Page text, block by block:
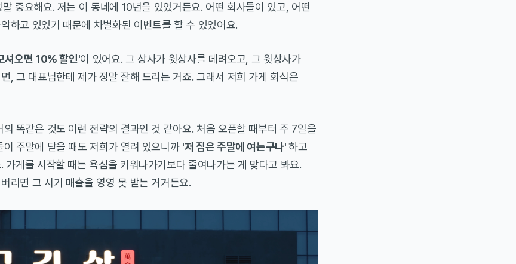
말 중요해요. 저는 이 동네에 10년을 있었거든요. 어떤 회사들이 있고, 어떤
하고 있었기 때문에 차별화된 이벤트를 할 수 있었어요.
셔오면 10% 할인'이 있어요. 그 상사가 윗상사를 데려오고, 그 윗상사가
, 그 대표님한테 제가 정말 잘해 드리는 거죠. 그래서 저희 가게 회식은
똑같은 것도 이런 전략의 결과인 것 같아요. 처음 오픈할 때부터 주 7일을
이 주말에 닫을 때도 저희가 열려 있으니까 '저 집은 주말에 여는구나'하고
가게를 시작할 때는 욕심을 키워나가기보다 줄여나가는 게 맞다고 봐요.
리면 그 시기 매출을 영영 못 받는 거거든요.